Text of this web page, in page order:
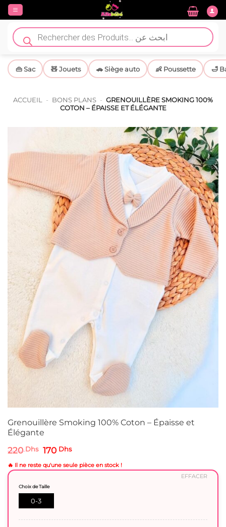
Passer
contenu
Recherche
de
produits
👜 Sac 🧸 Jouets 🚗 Siège auto 👶 Poussette 🛁
ACCUEIL - BONS PLANS - GRENOUILLÈRE SMOKING 100%
COTON – ÉPAISSE ET ÉLÉGANTE
Grenouillère Smoking 100% Coton – Épaisse et
Élégante
220Dhs Le
initial
était :
170 DhsLe
actuel
est :
🔥 Il ne reste qu'une seule pièce en stock !
Choix de Taille
0-3
EFFACER